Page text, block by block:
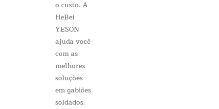
o custo. A
HeBei
YESON
ajuda você
com as
melhores
soluções
em gabiões
soldados.